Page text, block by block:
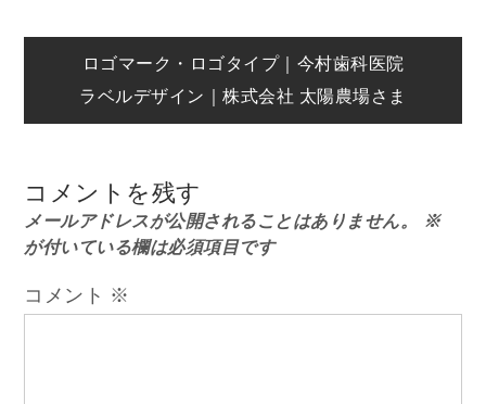
投
稿
ナ
ビ
ゲ
ロゴマーク・ロゴタイプ｜今村歯科医院
ラベルデザイン｜株式会社 太陽農場さま
コメントを残す
メールアドレスが公開されることはありません。
※
が付いている欄は必須項目です
コメント ※